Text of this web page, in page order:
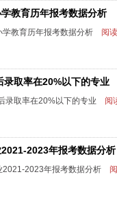
教育历年报考数据分析
教育历年报考数据分析 阅
取率在20%以下的专业
录取率在20%以下的专业 阅
2023年报考数据分析
2021-2023年报考数据分析